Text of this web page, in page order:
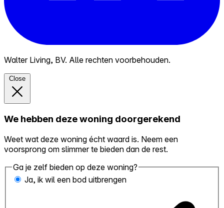
Walter Living, BV. Alle rechten voorbehouden.
Close
We hebben deze woning doorgerekend
Weet wat deze woning écht waard is. Neem een
voorsprong om slimmer te bieden dan de rest.
Ga je zelf bieden op deze woning?
Ja, ik wil een bod uitbrengen